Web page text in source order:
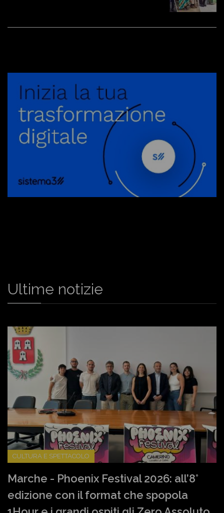
Ultime notizie
CULTURA E SPETTACOLO
Marche - Phoenix Festival 2026: all’8°
edizione con il format che spopola